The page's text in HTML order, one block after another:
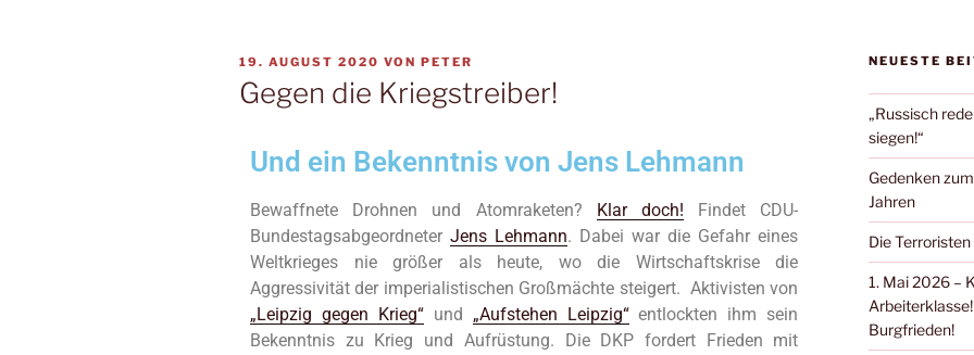
19. AUGUST 2020 VON PETER
Gegen die Kriegstreiber!
Und ein Bekenntnis von Jens Lehmann
Bewaffnete Drohnen und Atomraketen? Klar doch! Findet CDU-
BundestagsabgeordneterJens Lehmann. Dabei war die Gefahr eines
Weltkrieges nie größer als heute, wo die Wirtschaftskrise die
Aggressivität der imperialistischen Großmächte steigert. Aktivisten von
„Leipzig gegen Krieg“und „Aufstehen Leipzig“entlockten ihm sein
Bekenntnis zu Krieg und Aufrüstung. Die DKP fordert Frieden mit
NEUESTE
„Russisch
siegen!“
Gedenken
Jahren
Die
1. Mai 2026 –
Burgfrieden!